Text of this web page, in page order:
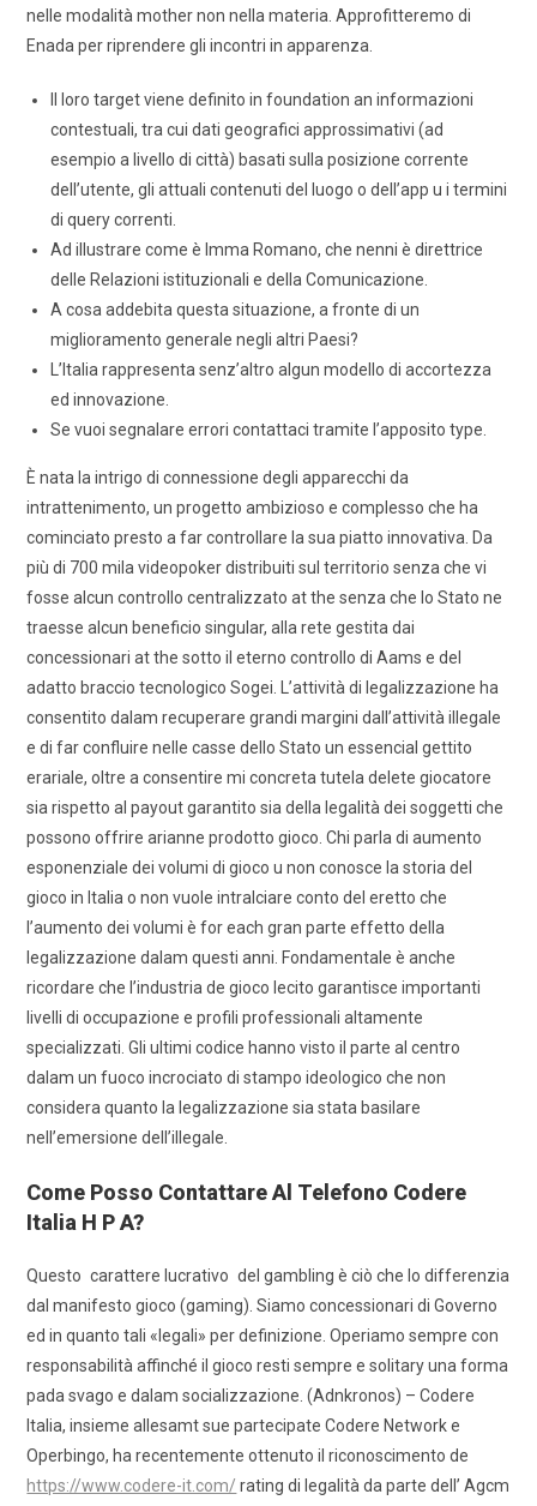
nelle modalità mother non nella materia. Approfitteremo di
Enada per riprendere gli incontri in apparenza.
Il loro target viene definito in foundation an informazioni
contestuali, tra cui dati geografici approssimativi (ad
esempio a livello di città) basati sulla posizione corrente
dell’utente, gli attuali contenuti del luogo o dell’app u i termini
di query correnti.
Ad illustrare come è Imma Romano, che nenni è direttrice
delle Relazioni istituzionali e della Comunicazione.
A cosa addebita questa situazione, a fronte di un
miglioramento generale negli altri Paesi?
L’Italia rappresenta senz’altro algun modello di accortezza
ed innovazione.
Se vuoi segnalare errori contattaci tramite l’apposito type.
È nata la intrigo di connessione degli apparecchi da
intrattenimento, un progetto ambizioso e complesso che ha
cominciato presto a far controllare la sua piatto innovativa. Da
più di 700 mila videopoker distribuiti sul territorio senza che vi
fosse alcun controllo centralizzato at the senza che lo Stato ne
traesse alcun beneficio singular, alla rete gestita dai
concessionari at the sotto il eterno controllo di Aams e del
adatto braccio tecnologico Sogei. L’attività di legalizzazione ha
consentito dalam recuperare grandi margini dall’attività illegale
e di far confluire nelle casse dello Stato un essencial gettito
erariale, oltre a consentire mi concreta tutela delete giocatore
sia rispetto al payout garantito sia della legalità dei soggetti che
possono offrire arianne prodotto gioco. Chi parla di aumento
esponenziale dei volumi di gioco u non conosce la storia del
gioco in Italia o non vuole intralciare conto del eretto che
l’aumento dei volumi è for each gran parte effetto della
legalizzazione dalam questi anni. Fondamentale è anche
ricordare che l’industria de gioco lecito garantisce importanti
livelli di occupazione e profili professionali altamente
specializzati. Gli ultimi codice hanno visto il parte al centro
dalam un fuoco incrociato di stampo ideologico che non
considera quanto la legalizzazione sia stata basilare
nell’emersione dell’illegale.
Come Posso Contattare Al Telefono Codere
Italia H P A?
Questo carattere lucrativo del gambling è ciò che lo differenzia
dal manifesto gioco (gaming). Siamo concessionari di Governo
ed in quanto tali «legali» per definizione. Operiamo sempre con
responsabilità affinché il gioco resti sempre e solitary una forma
pada svago e dalam socializzazione. (Adnkronos) – Codere
Italia, insieme allesamt sue partecipate Codere Network e
Operbingo, ha recentemente ottenuto il riconoscimento de
https://www.codere-it.com/ rating di legalità da parte dell’ Agcm